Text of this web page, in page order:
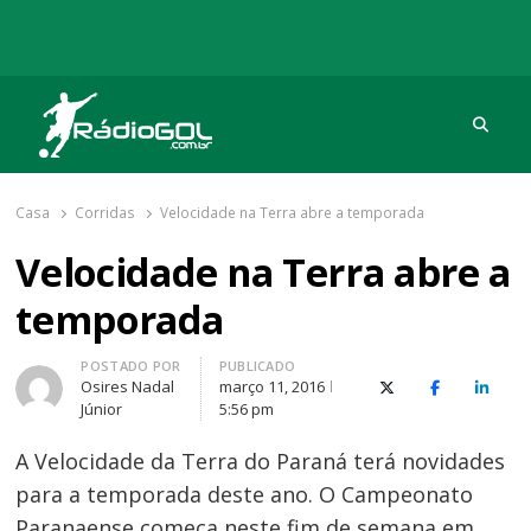
Rádio Gol
Há mais de 20 anos com as melhores coberturas
Casa Corridas Velocidade na Terra abre a temporada
Velocidade na Terra abre a
temporada
Autor
POSTADO POR
Osires Nadal
Júnior
PUBLICADO
março 11, 2016
5:56 pm
X (Twitter)Facebook
O
A Velocidade da Terra do Paraná terá novidades
para a temporada deste ano. O Campeonato